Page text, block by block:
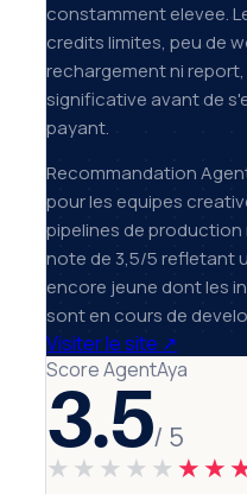
constamment elevee.
credits limites, peu de
rechargement ni
significative avant de
payant.
Recommandation
pour les equipes
pipelines de
note de 3,5/5 refletant
encore jeune dont les
sont en cours de
Visiter le site ↗
Score AgentAya
3.5/ 5
★★★★★